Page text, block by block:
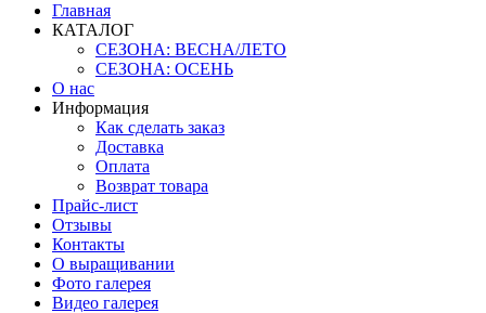
Главная
КАТАЛОГ
СЕЗОНА: ВЕСНА/ЛЕТО
СЕЗОНА: ОСЕНЬ
О нас
Информация
Как сделать заказ
Доставка
Оплата
Возврат товара
Прайс-лист
Отзывы
Контакты
О выращивании
Фото галерея
Видео галерея